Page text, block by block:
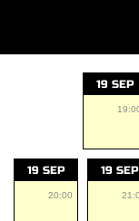
19 SEP
19 SEP
20:00
19 SEP